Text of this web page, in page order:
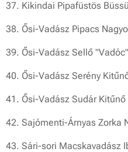
37. Kikindai Pipafüstös
38. Ősi-Vadász Pipacs
39. Ősi-Vadász Sellő
40. Ősi-Vadász Serény
41. Ősi-Vadász Sudár Kitűnő
42. Sajómenti-Árnyas Zorka
43. Sári-sori Macskavadász